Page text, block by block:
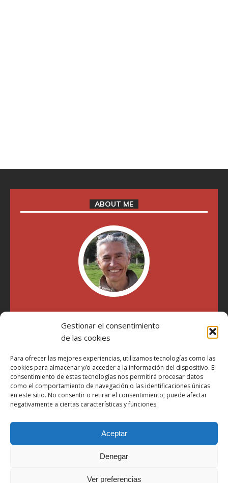
Gestionar el consentimiento
de las cookies
Para ofrecer las mejores experiencias, utilizamos tecnologías como las
cookies para almacenar y/o acceder a la información del dispositivo. El
consentimiento de estas tecnologías nos permitirá procesar datos
como el comportamiento de navegación o las identificaciones únicas
en este sitio. No consentir o retirar el consentimiento, puede afectar
negativamente a ciertas características y funciones.
Aceptar
Denegar
Ver preferencias
ABOUT ME
"Soy Manel Hospido, nací en Valencia en 1969 y desde el
año 2007 he escrito sobre motos en distintos medios.
Millatrece.com es una apuesta por escribir sobre lo que me
participa"
Aviso Legal
Política de Privacidad
Más Información sobre Cookies